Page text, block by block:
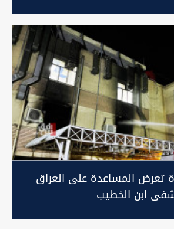
تعرض المساعدة على العراق
ابن الخطيب